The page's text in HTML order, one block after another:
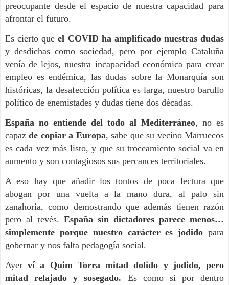
preocupante desde el espacio de nuestra capacidad para
afrontar el futuro.
Es cierto queel COVID ha amplificado nuestras dudas
y desdichas como sociedad, pero por ejemplo Cataluña
venía de lejos, nuestra incapacidad económica para crear
empleo es endémica, las dudas sobre la Monarquía son
históricas, la desafección política es larga, nuestro barullo
político de enemistades y dudas tiene dos décadas.
España no entiende del todo al Mediterráneo, no es
capazde copiar a Europa, sabe que su vecino Marruecos
es cada vez más listo, y que su troceamiento social va en
aumento y son contagiosos sus percances territoriales.
A eso hay que añadir los tontos de poca lectura que
abogan por una vuelta a la mano dura, al palo sin
zanahoria, como demostrando que además tienen razón
pero al revés. España sin dictadores parece menos…
simplemente porque nuestro carácter es jodido para
gobernar y nos falta pedagogía social.
Ayerví a Quim Torra mitad dolido y jodido, pero
mitad relajado y sosegado. Es como si por dentro